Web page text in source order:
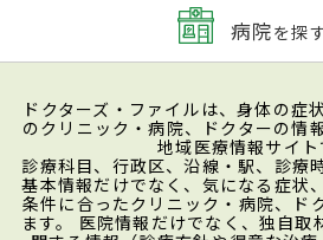
病院を探
ドクターズ・ファイルは、身体の症
のクリニック・病院、ドクターの情
地域医療情報サイト
診療科目、行政区、沿線・駅、診療
基本情報だけでなく、気になる症状
条件に合ったクリニック・病院、ド
ます。 医院情報だけでなく、独自取